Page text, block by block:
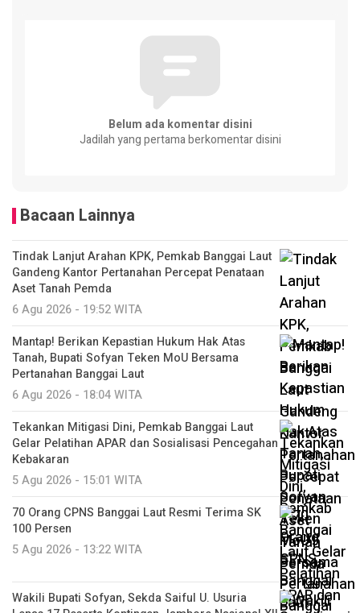
Belum ada komentar disini
Jadilah yang pertama berkomentar disini
Bacaan Lainnya
Tindak Lanjut Arahan KPK, Pemkab Banggai Laut
Gandeng Kantor Pertanahan Percepat Penataan
Aset Tanah Pemda
6 Agu 2026 - 19:52 WITA
Mantap! Berikan Kepastian Hukum Hak Atas
Tanah, Bupati Sofyan Teken MoU Bersama
Pertanahan Banggai Laut
6 Agu 2026 - 18:04 WITA
Tekankan Mitigasi Dini, Pemkab Banggai Laut
Gelar Pelatihan APAR dan Sosialisasi Pencegahan
Kebakaran
5 Agu 2026 - 15:01 WITA
70 Orang CPNS Banggai Laut Resmi Terima SK
100 Persen
5 Agu 2026 - 13:22 WITA
Wakili Bupati Sofyan, Sekda Saiful U. Usuria